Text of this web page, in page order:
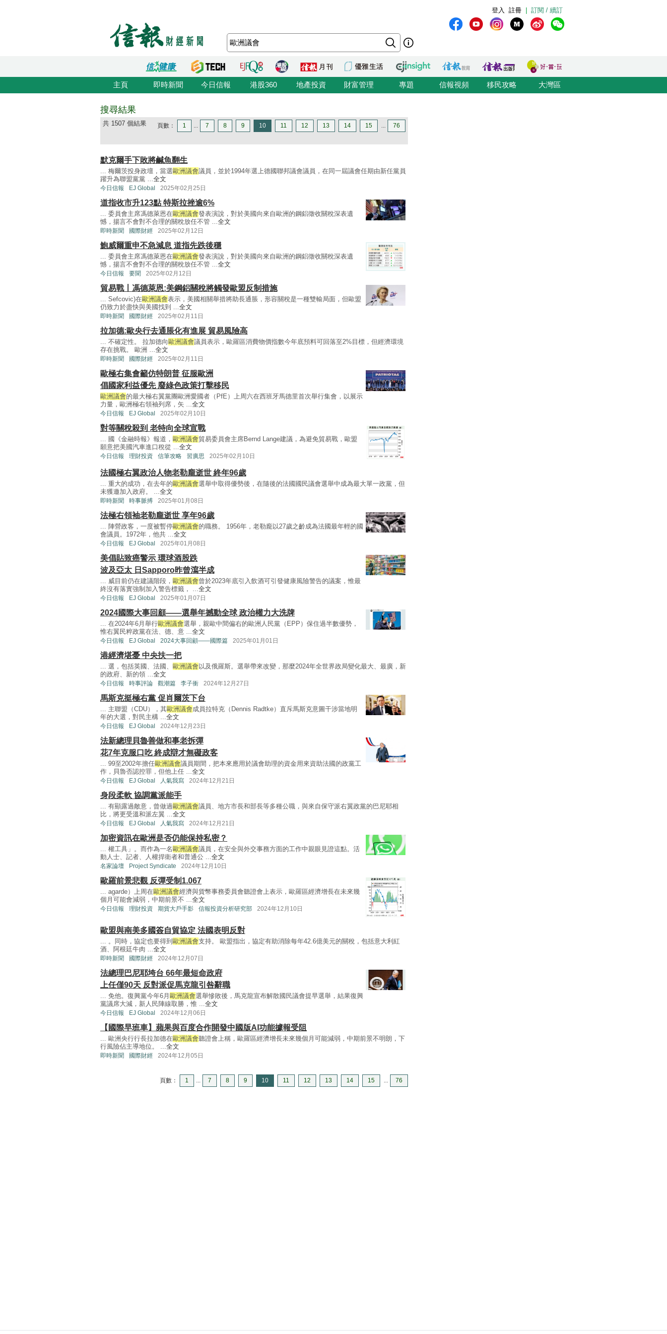
訂閱 / 續訂
註冊
登入
主頁 即時新聞 今日信報 港股360 地產投資 財富管理 專題 信報視頻 移民攻略 大灣區
搜尋結果
共 1507 個結果 頁數： 1 ... 7 8 9 10 11 12 13 14 15 ... 76
默克爾手下敗將鹹魚翻生
... 梅爾茨投身政壇，當選歐洲議會議員，並於1994年選上德國聯邦議會議員，在同一屆議會任期由新任黨員
躍升為聯盟黨黨 ...全文
今日信報 EJ Global 2025年02月25日
道指收市升123點 特斯拉挫逾6%
... 委員會主席馮德萊恩在歐洲議會發表演說，對於美國向來自歐洲的鋼鋁徵收關稅深表遺
憾，揚言不會對不合理的關稅放任不管 ...全文
即時新聞 國際財經 2025年02月12日
鮑威爾重申不急減息 道指先跌後穩
... 委員會主席馮德萊恩在歐洲議會發表演說，對於美國向來自歐洲的鋼鋁徵收關稅深表遺
憾，揚言不會對不合理的關稅放任不管 ...全文
今日信報 要聞 2025年02月12日
貿易戰丨馮德萊恩:美鋼鋁關稅將觸發歐盟反制措施
... Sefcovic)在歐洲議會表示，美國相關舉措將助長通脹，形容關稅是一種雙輸局面，但歐盟
仍致力於盡快與美國找到 ...全文
即時新聞 國際財經 2025年02月11日
拉加德:歐央行去通脹化有進展 貿易風險高
... 不確定性。 拉加德向歐洲議會議員表示，歐羅區消費物價指數今年底預料可回落至2%目標，但經濟環境
存在挑戰。 歐洲 ...全文
即時新聞 國際財經 2025年02月11日
歐極右集會籲仿特朗普 征服歐洲
倡國家利益優先 廢綠色政策打擊移民
歐洲議會的最大極右翼黨團歐洲愛國者（PfE）上周六在西班牙馬德里首次舉行集會，以展示
力量，歐洲極右領袖列席，矢 ...全文
今日信報 EJ Global 2025年02月10日
對等關稅殺到 老特向全球宣戰
... 國《金融時報》報道， 歐洲議會貿易委員會主席Bernd Lange建議，為避免貿易戰，歐盟
願意把美國汽車進口稅從 ...全文
今日信報 理財投資 信筆攻略 習廣思 2025年02月10日
法國極右翼政治人物老勒龐逝世 終年96歲
... 重大的成功，在去年的歐洲議會選舉中取得優勢後，在隨後的法國國民議會選舉中成為最大單一政黨，但
未獲邀加入政府。 ... 全文
即時新聞 時事脈搏 2025年01月08日
法極右領袖老勒龐逝世 享年96歲
... 陣營政客，一度被暫停歐洲議會的職務。 1956年，老勒龐以27歲之齡成為法國最年輕的國
會議員。1972年，他共 ... 全文
今日信報 EJ Global 2025年01月08日
美倡貼致癌警示 環球酒股跌
波及亞太 日Sapporo昨曾瀉半成
... 威目前仍在建議階段， 歐洲議會曾於2023年底引入飲酒可引發健康風險警告的議案，惟最
終沒有落實強制加入警告標籤， ... 全文
今日信報 EJ Global 2025年01月07日
2024國際大事回顧——選舉年撼動全球 政治權力大洗牌
... 在2024年6月舉行歐洲議會選舉，親歐中間偏右的歐洲人民黨（EPP）保住過半數優勢，
惟右翼民粹政黨在法、德、意 ... 全文
今日信報 EJ Global 2024大事回顧——國際篇 2025年01月01日
港經濟堪憂 中央扶一把
... 選，包括英國、法國、 歐洲議會以及俄羅斯。選舉帶來改變，那麼2024年全世界政局變化最大、最廣，新
的政府、新的領 ... 全文
今日信報 時事評論 觀潮篇 李子衝 2024年12月27日
馬斯克挺極右黨 促肖爾茨下台
... 主聯盟（CDU），其歐洲議會成員拉特克（Dennis Radtke）直斥馬斯克意圖干涉當地明
年的大選，對民主構 ... 全文
今日信報 EJ Global 2024年12月23日
法新總理貝魯善做和事老拆彈
花7年克服口吃 終成辯才無礙政客
... 99至2002年擔任歐洲議會議員期間，把本來應用於議會助理的資金用來資助法國的政黨工
作，貝魯否認控罪，但他上任 ... 全文
今日信報 EJ Global 人氣我寫 2024年12月21日
身段柔軟 協調黨派能手
... 有顯露過敵意，曾做過歐洲議會議員、地方市長和部長等多種公職，與來自保守派右翼政黨的巴尼耶相
比，將更受溫和派左翼 ... 全文
今日信報 EJ Global 人氣我寫 2024年12月21日
加密資訊在歐洲是否仍能保持私密？
... 權工具」。而作為一名歐洲議會議員，在安全與外交事務方面的工作中親眼見證這點。活
動人士、記者、人權捍衛者和普通公 ... 全文
名家論壇 Project Syndicate 2024年12月10日
歐羅前景悲觀 反彈受制1.067
... agarde）上周在歐洲議會經濟與貨幣事務委員會聽證會上表示，歐羅區經濟增長在未來幾
個月可能會減弱，中期前景不 ... 全文
今日信報 理財投資 期貨大戶手影 信報投資分析研究部 2024年12月10日
歐盟與南美多國簽自貿協定 法國表明反對
... 。同時，協定也要得到歐洲議會支持。 歐盟指出，協定有助消除每年42.6億美元的關稅，包括意大利紅
酒、阿根廷牛肉 ... 全文
即時新聞 國際財經 2024年12月07日
法總理巴尼耶垮台 66年最短命政府
上任僅90天 反對派促馬克龍引咎辭職
... 免他。復興黨今年6月 歐洲議會選舉慘敗後，馬克龍宣布解散國民議會提早選舉，結果復興
黨議席大減，新人民陣線取勝，惟 ... 全文
今日信報 EJ Global 2024年12月06日
【國際早班車】蘋果與百度合作開發中國版AI功能據報受阻
... 歐洲央行行長拉加德在歐洲議會聽證會上稱，歐羅區經濟增長未來幾個月可能減弱，中期前景不明朗，下
行風險佔主導地位。 ... 全文
即時新聞 國際財經 2024年12月05日
頁數： 1 7 8 9 10 11 12 13 14 15 76